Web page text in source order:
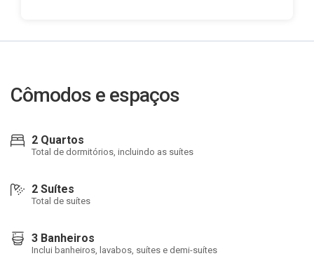
Cômodos e espaços
2 Quartos
Total de dormitórios, incluindo as suítes
2 Suítes
Total de suítes
3 Banheiros
Inclui banheiros, lavabos, suítes e demi-suítes